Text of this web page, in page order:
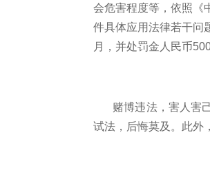
会危害程度等，依照《
件具体应用法律若干问
月，并处罚金人民币
赌博违法，害人害
试法，后悔莫及。此外